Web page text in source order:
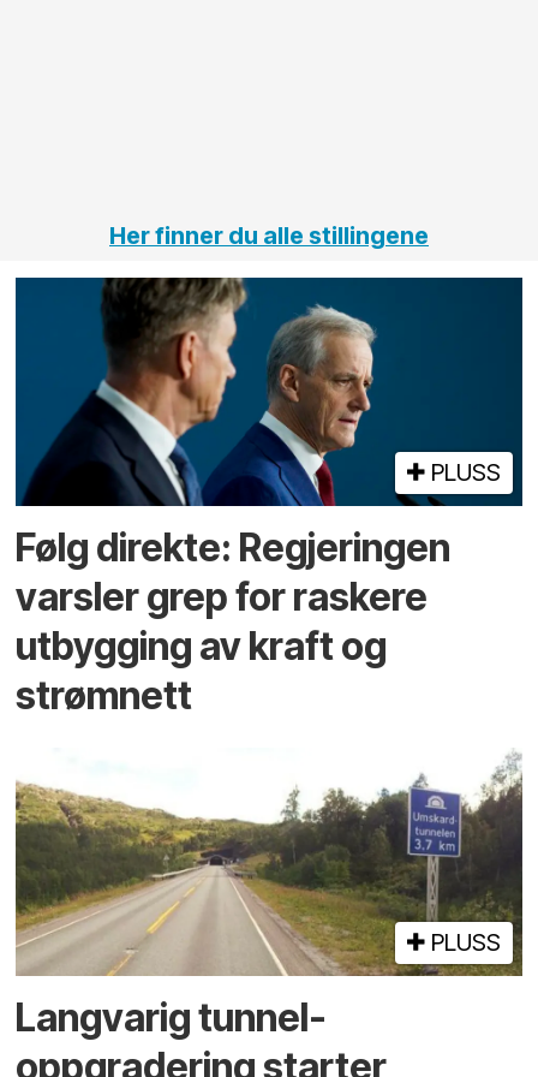
Her finner du alle stillingene
PLUSS
Følg direkte: Regjeringen
varsler grep for raskere
utbygging av kraft og
strømnett
PLUSS
Langvarig tunnel­
oppgradering starter